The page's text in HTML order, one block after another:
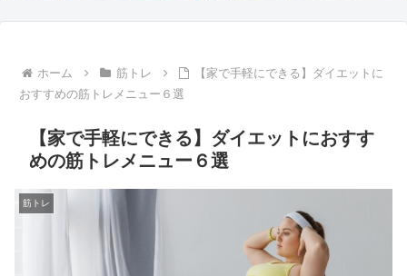
ホーム 筋トレ
【家で手軽にできる】ダイエットに
おすすめの筋トレメニュー６選
【家で手軽にできる】ダイエットにおすす
めの筋トレメニュー６選
筋トレ